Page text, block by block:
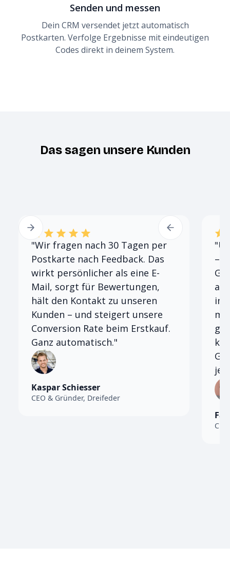
Senden und messen
Dein CRM versendet jetzt automatisch
Postkarten. Verfolge Ergebnisse mit eindeutigen
Codes direkt in deinem System.
Das sagen unsere Kunden
"Wir fragen nach 30 Tagen per
Postkarte nach Feedback. Das
wirkt persönlicher als eine E-
Mail, sorgt für Bewertungen,
hält den Kontakt zu unseren
Kunden – und steigert unsere
Conversion Rate beim Erstkauf.
Ganz automatisch."
Kaspar Schiesser
CEO & Gründer, Dreifeder
–
in